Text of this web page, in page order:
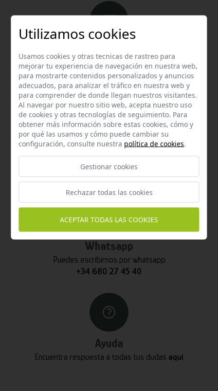
Email
Contacta con nosotros vía email
hola@welovemascotas.com
Teléfono
Contacta con nosotros a través del teléfono
Whatsapp
Puedes escribirnos por whatsapp
+34 680 27 45 40
Ayuda
Encuentra respuesta a todas tus dudas aquí
Utilizamos cookies
Usamos cookies y otras tecnicas de rastreo para
mejorar tu experiencia de navegación en nuestra web,
para mostrarte contenidos personalizados y anuncios
adecuados, para analizar el tráfico en nuestra web y
para comprender de donde llegan nuestros visitantes.
Al navegar por nuestro sitio web, acepta nuestro uso
de cookies y otras tecnologías de seguimiento. Para
obtener más información sobre estas cookies, cómo y
por qué las usamos y cómo puede cambiar su
configuración, consulte nuestra política de cookies.
Gestionar cookies
Rechazar todas las cookies
ACEPTAR TODAS LAS COOKIES